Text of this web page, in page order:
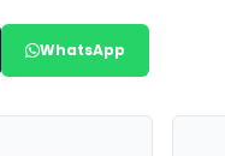
WhatsApp